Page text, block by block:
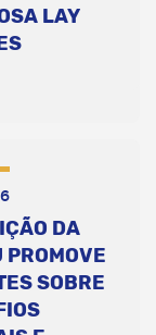
LAY
DA
PROMOVE
SOBRE